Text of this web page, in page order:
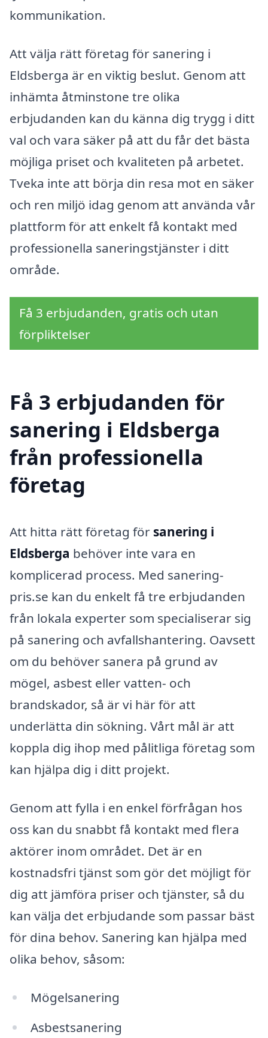
kommunikation.
Att välja rätt företag för sanering i
Eldsberga är en viktig beslut. Genom att
inhämta åtminstone tre olika
erbjudanden kan du känna dig trygg i ditt
val och vara säker på att du får det bästa
möjliga priset och kvaliteten på arbetet.
Tveka inte att börja din resa mot en säker
och ren miljö idag genom att använda vår
plattform för att enkelt få kontakt med
professionella saneringstjänster i ditt
område.
Få 3 erbjudanden, gratis och utan
förpliktelser
Få 3 erbjudanden för
sanering i Eldsberga
från professionella
företag
Att hitta rätt företag för sanering i
Eldsberga behöver inte vara en
komplicerad process. Med sanering-
pris.se kan du enkelt få tre erbjudanden
från lokala experter som specialiserar sig
på sanering och avfallshantering. Oavsett
om du behöver sanera på grund av
mögel, asbest eller vatten- och
brandskador, så är vi här för att
underlätta din sökning. Vårt mål är att
koppla dig ihop med pålitliga företag som
kan hjälpa dig i ditt projekt.
Genom att fylla i en enkel förfrågan hos
oss kan du snabbt få kontakt med flera
aktörer inom området. Det är en
kostnadsfri tjänst som gör det möjligt för
dig att jämföra priser och tjänster, så du
kan välja det erbjudande som passar bäst
för dina behov. Sanering kan hjälpa med
olika behov, såsom:
Mögelsanering
Asbestsanering